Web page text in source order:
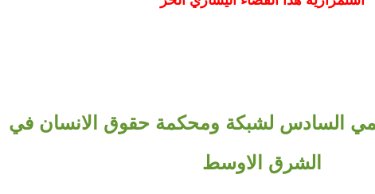
السادس لشبكة ومحكمة حقوق الانسان في
الشرق الاوسط